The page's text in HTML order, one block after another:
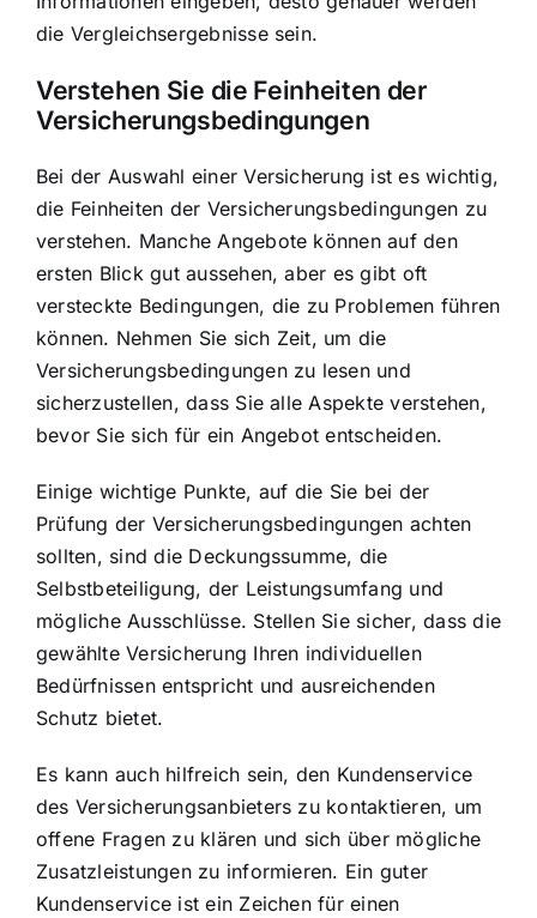
die Vergleichsergebnisse sein.
Verstehen Sie die Feinheiten der
Versicherungsbedingungen
Bei der Auswahl einer Versicherung ist es wichtig,
die Feinheiten der Versicherungsbedingungen zu
verstehen. Manche Angebote können auf den
ersten Blick gut aussehen, aber es gibt oft
versteckte Bedingungen, die zu Problemen führen
können. Nehmen Sie sich Zeit, um die
Versicherungsbedingungen zu lesen und
sicherzustellen, dass Sie alle Aspekte verstehen,
bevor Sie sich für ein Angebot entscheiden.
Einige wichtige Punkte, auf die Sie bei der
Prüfung der Versicherungsbedingungen achten
sollten, sind die Deckungssumme, die
Selbstbeteiligung, der Leistungsumfang und
mögliche Ausschlüsse. Stellen Sie sicher, dass die
gewählte Versicherung Ihren individuellen
Bedürfnissen entspricht und ausreichenden
Schutz bietet.
Es kann auch hilfreich sein, den Kundenservice
des Versicherungsanbieters zu kontaktieren, um
offene Fragen zu klären und sich über mögliche
Zusatzleistungen zu informieren. Ein guter
Kundenservice ist ein Zeichen für einen